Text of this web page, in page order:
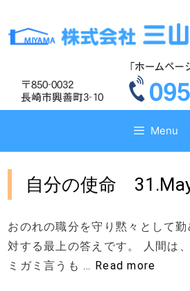
テ
ス
テ
ス
Menu
自分の使命
おのれの職分を守り黙々として
対する最上の答えです。 人間は
ミガミ言うも … Read more